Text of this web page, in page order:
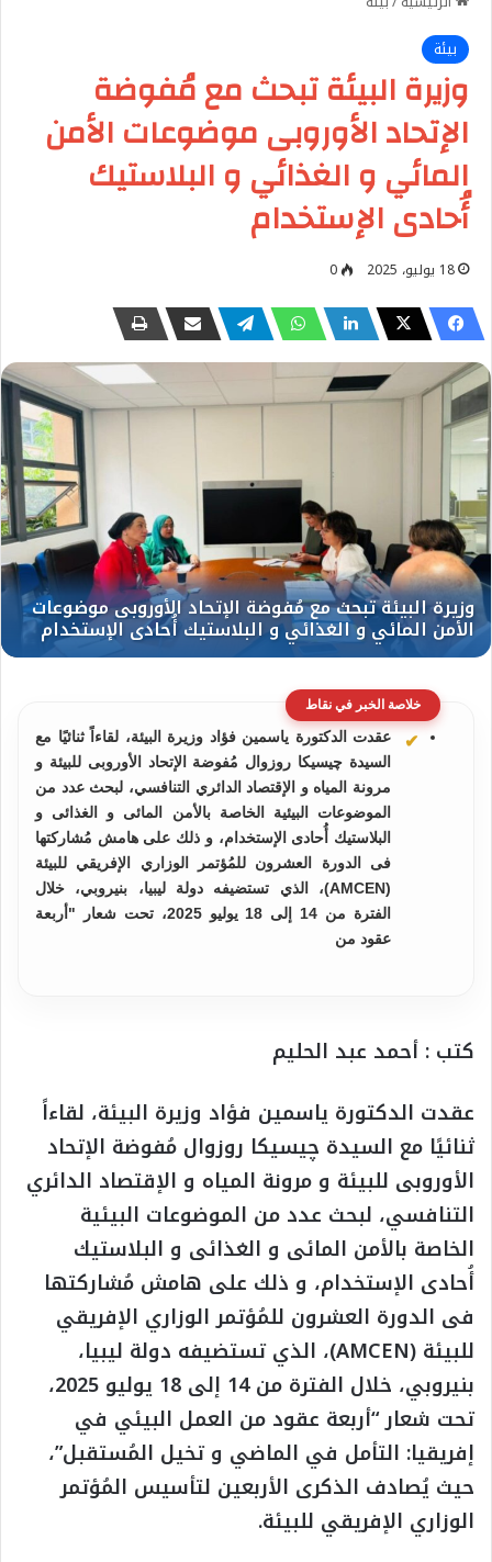
بيئة
وزيرة البيئة تبحث مع مُفوضة
الإتحاد الأوروبى موضوعات الأمن
المائي و الغذائي و البلاستيك
أُحادى الإستخدام
18 يوليو، 2025 0
خلاصة الخبر في نقاط
عقدت الدكتورة ياسمين فؤاد وزيرة البيئة، لقاءاً ثنائيًا مع
السيدة چيسيكا روزوال مُفوضة الإتحاد الأوروبى للبيئة و
مرونة المياه و الإقتصاد الدائري التنافسي، لبحث عدد من
الموضوعات البيئية الخاصة بالأمن المائى و الغذائى و
البلاستيك أُحادى الإستخدام، و ذلك على هامش مُشاركتها
فى الدورة العشرون للمُؤتمر الوزاري الإفريقي للبيئة
(AMCEN)، الذي تستضيفه دولة ليبيا، بنيروبي، خلال
الفترة من 14 إلى 18 يوليو 2025، تحت شعار "أربعة
عقود من
كتب : أحمد عبد الحليم
عقدت الدكتورة ياسمين فؤاد وزيرة البيئة، لقاءاً
ثنائيًا مع السيدة چيسيكا روزوال مُفوضة الإتحاد
الأوروبى للبيئة و مرونة المياه و الإقتصاد الدائري
التنافسي، لبحث عدد من الموضوعات البيئية
الخاصة بالأمن المائى و الغذائى و البلاستيك
أُحادى الإستخدام، و ذلك على هامش مُشاركتها
فى الدورة العشرون للمُؤتمر الوزاري الإفريقي
للبيئة (AMCEN)، الذي تستضيفه دولة ليبيا،
بنيروبي، خلال الفترة من 14 إلى 18 يوليو 2025،
تحت شعار “أربعة عقود من العمل البيئي في
إفريقيا: التأمل في الماضي و تخيل المُستقبل”،
حيث يُصادف الذكرى الأربعين لتأسيس المُؤتمر
الوزاري الإفريقي للبيئة.